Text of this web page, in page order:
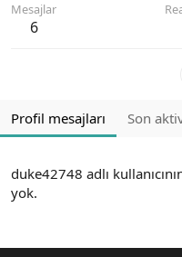
Mesajlar
6
Profil mesajları Son
duke42748 adlı
yok.